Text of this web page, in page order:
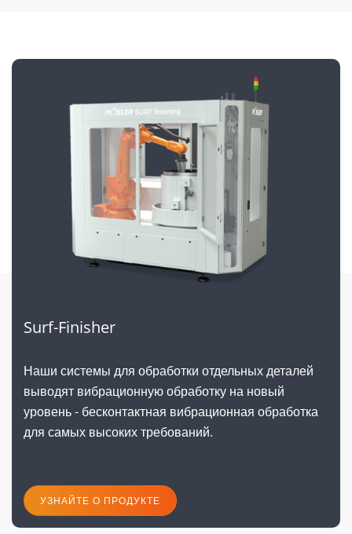
Surf-Finisher
Наши системы для обработки отдельных деталей
выводят вибрационную обработку на новый
уровень - бесконтактная вибрационная обработка
для самых высоких требований.
УЗНАЙТЕ О ПРОДУКТЕ